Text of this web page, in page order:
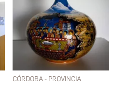
CÓRDOBA - PROVINCIA